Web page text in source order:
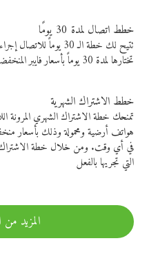
خطط اتصال لمدة 30 يومًا
تتيح لك خطة الـ 30 يوماً
تختارها لمدة 30 يوماً بأسعار فايبر المنخفضة.
خطط الاشتراك الشهرية
تمنحك خطة الاشتراك الشهري المرونة
هواتف أرضية ومحمولة وذلك بأسعار
في أي وقت. ومن خلال خطة الاشتراك
التي تجريها بالفعل
المزيد